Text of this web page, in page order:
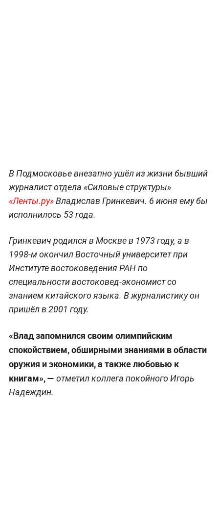
В Подмосковье внезапно ушёл из жизни бывший
журналист отдела «Силовые структуры»
«Ленты.ру»Владислав Гринкевич. 6 июня ему бы
исполнилось 53 года.
Гринкевич родился в Москве в 1973 году, а в
1998-м окончил Восточный университет при
Институте востоковедения РАН по
специальности востоковед-экономист со
знанием китайского языка. В журналистику он
пришёл в 2001 году.
«Влад запомнился своим олимпийским
спокойствием, обширными знаниями в области
оружия и экономики, а также любовью к
книгам», — отметил коллега покойного Игорь
Надеждин.